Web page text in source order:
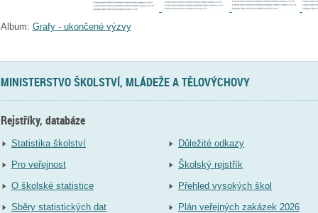
Album: Grafy - ukončené výzvy
MINISTERSTVO ŠKOLSTVÍ, MLÁDEŽE A TĚLOVÝCHOVY
Rejstříky, databáze
Statistika školství
Pro veřejnost
O školské statistice
Sběry statistických dat
Důležité odkazy
Školský rejstřík
Přehled vysokých škol
Plán veřejných zakázek 2026